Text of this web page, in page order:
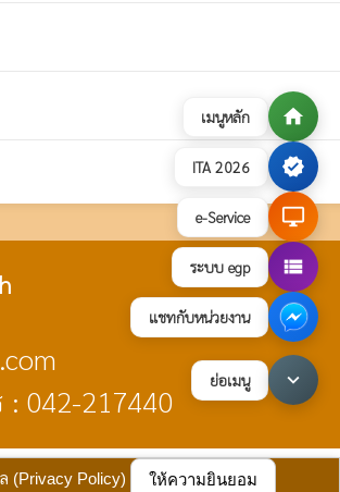
เมนูหลัก home
ITA 2026 verified
e-Service desktop_windows
ระบบ egp view_list
แชทกับหน่วยงาน
ย่อเมนู keyboard_arrow_down
Policy) ให้ความยินยอม
: 042-217440
นบุคคล update : 17 กรกฎาคม 2569